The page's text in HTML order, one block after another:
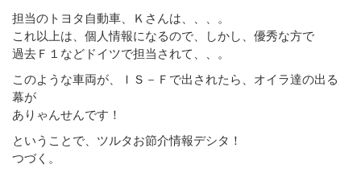
担当のトヨタ自動車、Ｋさんは、、、。
これ以上は、個人情報になるので、しかし、優秀な方で
過去Ｆ１などドイツで担当されて、、。
このような車両が、ＩＳ－Ｆで出されたら、オイラ達の出る
幕が
ありゃんせんです！
ということで、ツルタお節介情報デシタ！
つづく。